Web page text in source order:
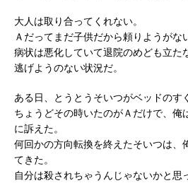
大人は取り合ってくれない。
Ａだってまだ子供だから頼りようがな
病状は悪化していて退院のめども立た
逃げようのない状況だ。
ある日、とうとうそいつがベッドのす
ちょうどその時いたのがＡだけで、俺
に訴えた。
何回かの方向転換を終えたそいつは、
てきた。
自分は殺されちゃうんじゃないかと思